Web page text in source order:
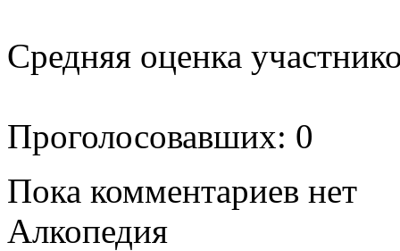
Средняя оценка
Проголосовавших: 0
Пока комментариев нет
Алкопедия